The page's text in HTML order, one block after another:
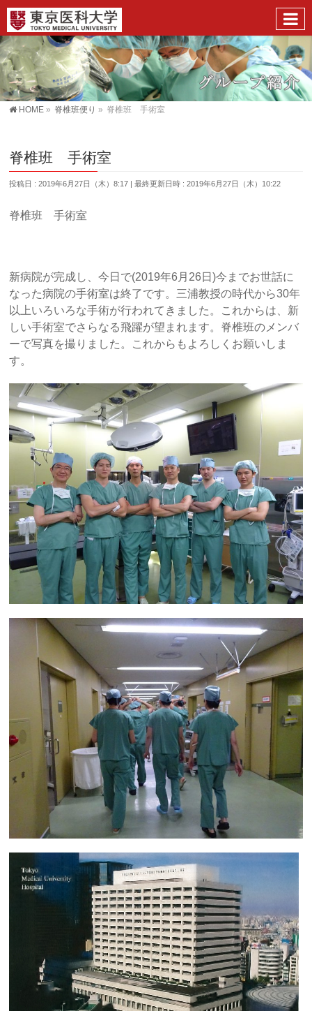
HOME » 脊椎班便り » 脊椎班 手術室
脊椎班 手術室
投稿日 : 2019年6月27日（木）8:17 最終更新日時 : 2019年6月27日（木）10:22
脊椎班 手術室
新病院が完成し、今日で(2019年6月26日)今までお世話に
なった病院の手術室は終了です。三浦教授の時代から30年
以上いろいろな手術が行われてきました。これからは、新
しい手術室でさらなる飛躍が望まれます。脊椎班のメンバ
ーで写真を撮りました。これからもよろしくお願いしま
す。